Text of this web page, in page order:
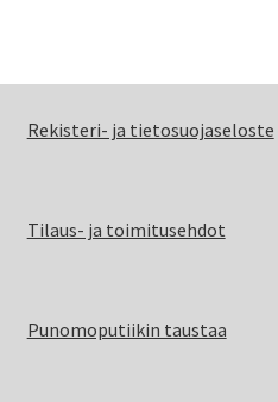
Rekisteri- ja tietosuojaseloste
Tilaus- ja toimitusehdot
Punomoputiikin taustaa